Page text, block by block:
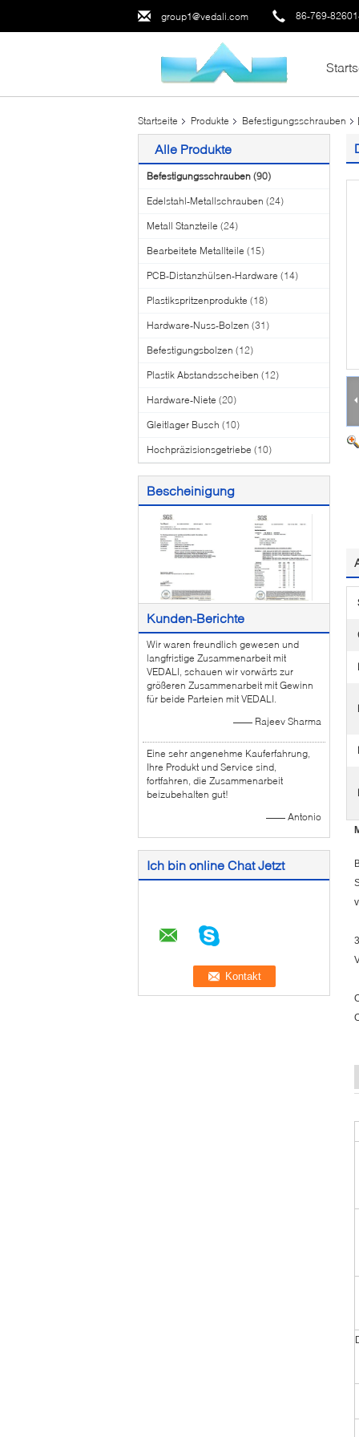
group1@vedali.com 86-769-
Startseite Produkte Befestigungsschrauben
Alle Produkte
Befestigungsschrauben (90)
Edelstahl-Metallschrauben (24)
Metall Stanzteile (24)
Bearbeitete Metallteile (15)
PCB-Distanzhülsen-Hardware (14)
Plastikspritzenprodukte (18)
Hardware-Nuss-Bolzen (31)
Befestigungsbolzen (12)
Plastik Abstandsscheiben (12)
Hardware-Niete (20)
Gleitlager Busch (10)
Hochpräzisionsgetriebe (10)
Bescheinigung
Kunden-Berichte
Wir waren freundlich gewesen und
langfristige Zusammenarbeit mit
VEDALI, schauen wir vorwärts zur
größeren Zusammenarbeit mit Gewinn
für beide Parteien mit VEDALI.
—— Rajeev Sharma
Eine sehr angenehme Kauferfahrung,
Ihre Produkt und Service sind,
fortfahren, die Zusammenarbeit
beizubehalten gut!
—— Antonio
Ich bin online Chat Jetzt